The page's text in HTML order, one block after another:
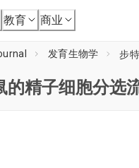
教育 商业
发育生物学 步
的精子细胞分选